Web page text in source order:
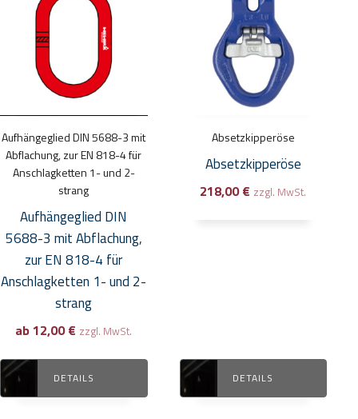
Aufhängeglied DIN 5688-3 mit
Abflachung, zur EN 818-4 für
Anschlagketten 1- und 2-
strang
Aufhängeglied DIN
5688-3 mit Abflachung,
zur EN 818-4 für
Anschlagketten 1- und 2-
strang
ab 12,00€ zzgl. MwSt.
DETAILS
mehrere
Varianten
Optionen
können
auf
Produktseite
gewählt
werden
Absetzkipperöse
Absetzkipperöse
218,00€ zzgl. MwSt.
DETAILS